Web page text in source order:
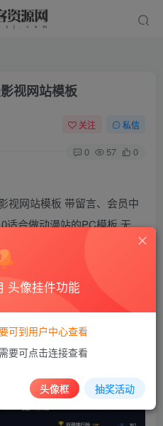
视网站模板
关注 私信
0 57 0
视网站模板 带留言、会员中
适合做动漫站的PC模板,无
头像挂件功能
可到用户中心查看
要可点击连接查看
头像框 抽奖活动